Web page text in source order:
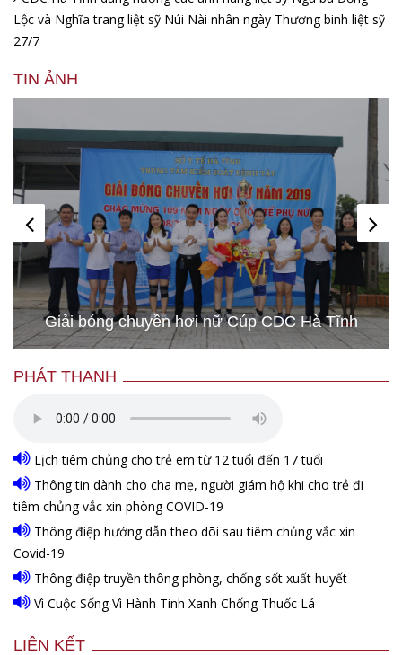
Lộc và Nghĩa trang liệt sỹ Núi Nài nhân ngày Thương binh liệt sỹ
27/7
TIN ẢNH
Giải bóng chuyền hơi nữ Cúp CDC Hà Tĩnh
PHÁT THANH
Lịch tiêm chủng cho trẻ em từ 12 tuổi đến 17 tuổi
Thông tin dành cho cha mẹ, người giám hộ khi cho trẻ đi
tiêm chủng vắc xin phòng COVID-19
Thông điệp hướng dẫn theo dõi sau tiêm chủng vắc xin
Covid-19
Thông điệp truyền thông phòng, chống sốt xuất huyết
Vì Cuộc Sống Vì Hành Tinh Xanh Chống Thuốc Lá
LIÊN KẾT